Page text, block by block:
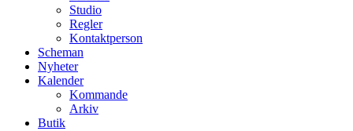
Studio
Regler
Kontaktperson
Scheman
Nyheter
Kalender
Kommande
Arkiv
Butik